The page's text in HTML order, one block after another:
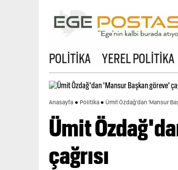
POLİTİKA YEREL POLİTİKA
Anasayfa Politika Ümit Özdağ'dan 'Mansur
Ümit
çağrısı